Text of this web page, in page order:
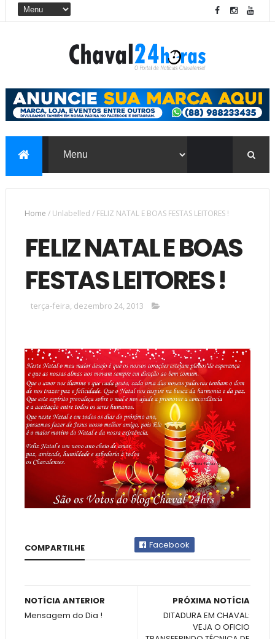
Home /Unlabelled / FELIZ NATAL E BOAS FESTAS LEITORES !
FELIZ NATAL E BOAS
FESTAS LEITORES !
terça-feira, dezembro 24, 2013
COMPARTILHE Facebook
PRÓXIMA NOTÍCIA
DITADURA EM CHAVAL:
VEJA O OFICIO
NOTÍCIA ANTERIOR
Mensagem do Dia !